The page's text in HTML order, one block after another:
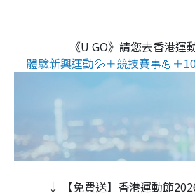
《U GO》請您去香港運
體驗新興運動💦＋競技賽事💪＋
↓ 【免費送】香港運動節